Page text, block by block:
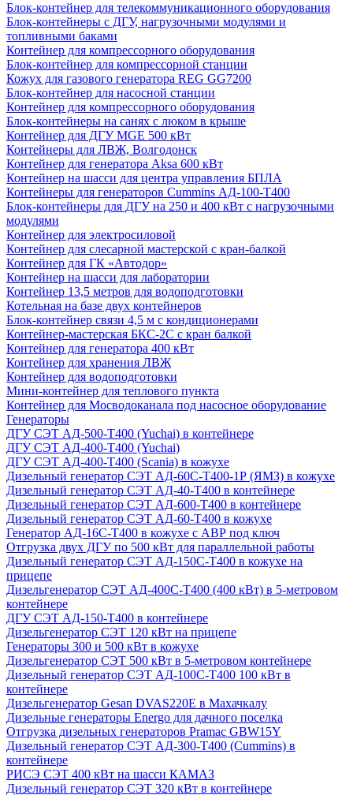
Блок-контейнер для телекоммуникационного оборудования
Блок-контейнеры с ДГУ, нагрузочными модулями и
топливными баками
Контейнер для компрессорного оборудования
Блок-контейнер для компрессорной станции
Кожух для газового генератора REG GG7200
Блок-контейнер для насосной станции
Контейнер для компрессорного оборудования
Блок-контейнеры на санях с люком в крыше
Контейнер для ДГУ MGE 500 кВт
Контейнеры для ЛВЖ, Волгодонск
Контейнер для генератора Aksa 600 кВт
Контейнер на шасси для центра управления БПЛА
Контейнеры для генераторов Cummins АД-100-Т400
Блок-контейнеры для ДГУ на 250 и 400 кВт с нагрузочными
модулями
Контейнер для электросиловой
Контейнер для слесарной мастерской с кран-балкой
Контейнер для ГК «Автодор»
Контейнер на шасси для лаборатории
Контейнер 13,5 метров для водоподготовки
Котельная на базе двух контейнеров
Блок-контейнер связи 4,5 м с кондиционерами
Контейнер-мастерская БКС-2С с кран балкой
Контейнер для генератора 400 кВт
Контейнер для хранения ЛВЖ
Контейнер для водоподготовки
Мини-контейнер для теплового пункта
Контейнер для Мосводоканала под насосное оборудование
Генераторы
ДГУ СЭТ АД-500-Т400 (Yuchai) в контейнере
ДГУ СЭТ АД-400-Т400 (Yuchai)
ДГУ СЭТ АД-400-Т400 (Scania) в кожухе
Дизельный генератор СЭТ АД-60С-Т400-1Р (ЯМЗ) в кожухе
Дизельный генератор СЭТ АД-40-Т400 в контейнере
Дизельный генератор СЭТ АД-600-Т400 в контейнере
Дизельный генератор СЭТ АД-60-Т400 в кожухе
Генератор АД-16С-Т400 в кожухе с АВР под ключ
Отгрузка двух ДГУ по 500 кВт для параллельной работы
Дизельный генератор СЭТ АД-150С-Т400 в кожухе на
прицепе
Дизельгенератор СЭТ АД-400С-Т400 (400 кВт) в 5-метровом
контейнере
ДГУ СЭТ АД-150-Т400 в контейнере
Дизельгенератор СЭТ 120 кВт на прицепе
Генераторы 300 и 500 кВт в кожухе
Дизельгенератор СЭТ 500 кВт в 5-метровом контейнере
Дизельный генератор СЭТ АД-100С-Т400 100 кВт в
контейнере
Дизельгенератор Gesan DVAS220E в Махачкалу
Дизельные генераторы Energo для дачного поселка
Отгрузка дизельных генераторов Pramac GВW15Y
Дизельный генератор СЭТ АД-300-Т400 (Cummins) в
контейнере
РИСЭ СЭТ 400 кВт на шасси КАМАЗ
Дизельный генератор СЭТ 320 кВт в контейнере